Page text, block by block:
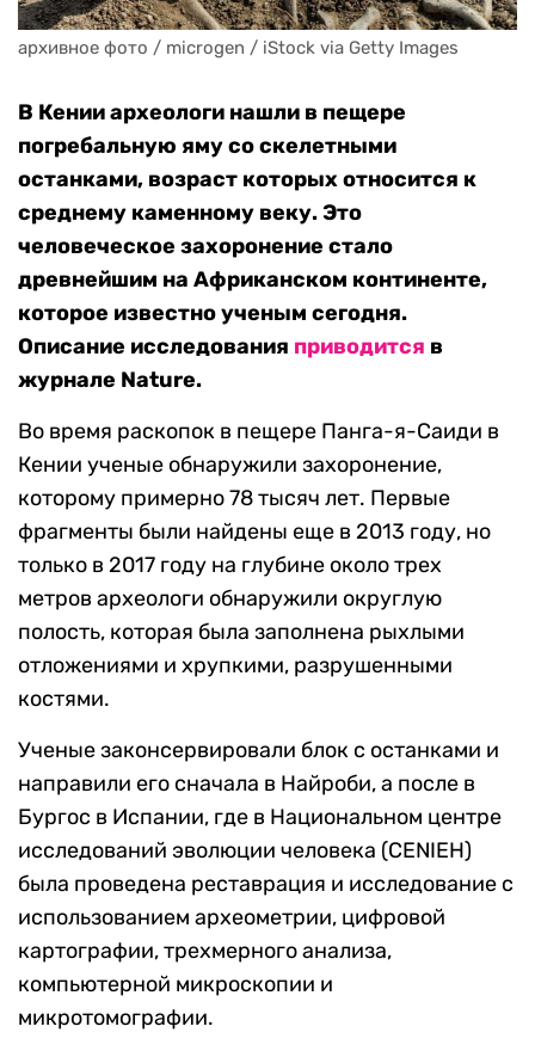
архивное фото / microgen / iStock via Getty Images
В Кении археологи нашли в пещере
погребальную яму со скелетными
останками, возраст которых относится к
среднему каменному веку. Это
человеческое захоронение стало
древнейшим на Африканском континенте,
которое известно ученым сегодня.
Описание исследования приводится в
журнале Nature.
Во время раскопок в пещере Панга-я-Саиди в
Кении ученые обнаружили захоронение,
которому примерно 78 тысяч лет. Первые
фрагменты были найдены еще в 2013 году, но
только в 2017 году на глубине около трех
метров археологи обнаружили округлую
полость, которая была заполнена рыхлыми
отложениями и хрупкими, разрушенными
костями.
Ученые законсервировали блок с останками и
направили его сначала в Найроби, а после в
Бургос в Испании, где в Национальном центре
исследований эволюции человека (CENIEH)
была проведена реставрация и исследование с
использованием археометрии, цифровой
картографии, трехмерного анализа,
компьютерной микроскопии и
микротомографии.